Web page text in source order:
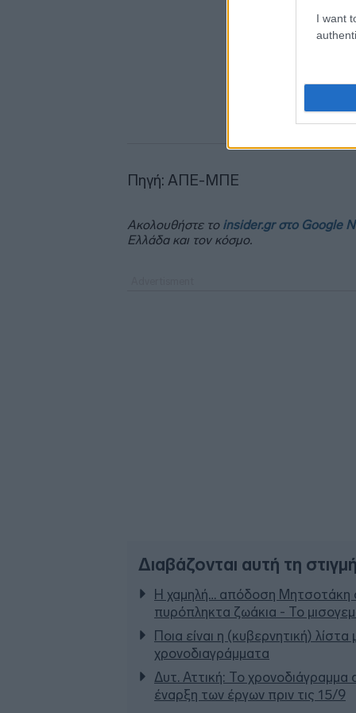
I want
Πηγή: ΑΠΕ-ΜΠΕ
Ακολουθήστε το insider.gr στο Google
Ελλάδα και τον κόσμο.
Διαβάζονται αυτή τη στιγμή
Η χαμηλή… απόδοση Μητσοτάκη
πυρόπληκτα ζωάκια - Το
Ποια είναι η (κυβερνητική)
χρονοδιαγράμματα
Δυτ. Αττική: Το
έναρξη των έργων πριν τις 15/9